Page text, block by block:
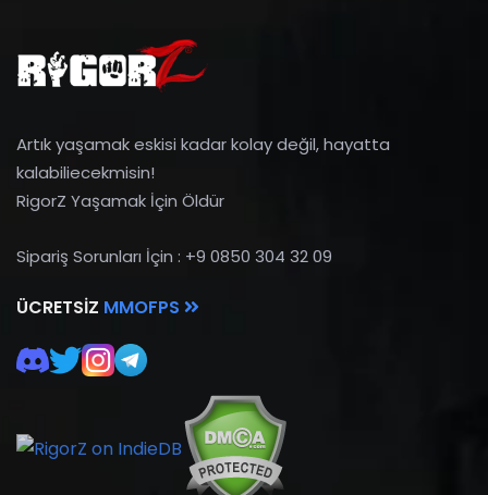
Artık yaşamak eskisi kadar kolay değil, hayatta
kalabiliecekmisin!
RigorZ Yaşamak İçin Öldür
Sipariş Sorunları İçin : +9 0850 304 32 09
ÜCRETSIZ MMOFPS